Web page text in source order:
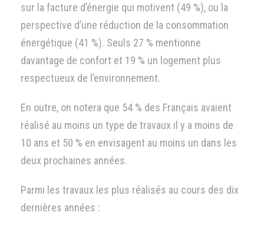
sur la facture d’énergie qui motivent (49 %), ou la
perspective d’une réduction de la consommation
énergétique (41 %). Seuls 27 % mentionne
davantage de confort et 19 % un logement plus
respectueux de l’environnement.
En outre, on notera que 54 % des Français avaient
réalisé au moins un type de travaux il y a moins de
10 ans et 50 % en envisagent au moins un dans les
deux prochaines années.
Parmi les travaux les plus réalisés au cours des dix
dernières années :